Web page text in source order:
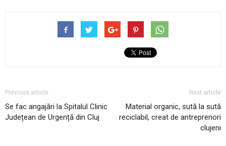
Previous article
Se fac angajări la Spitalul Clinic
Județean de Urgență din Cluj
Next article
Material organic, sută la sută
reciclabil, creat de antreprenori
clujeni